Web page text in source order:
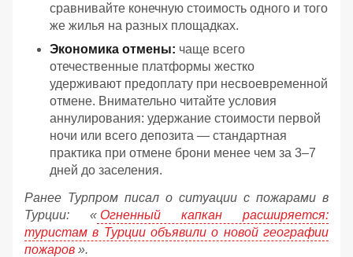
сравнивайте конечную стоимость одного и того
же жилья на разных площадках.
Экономика отмены: чаще всего
отечественные платформы жестко
удерживают предоплату при несвоевременной
отмене. Внимательно читайте условия
аннулирования: удержание стоимости первой
ночи или всего депозита — стандартная
практика при отмене брони менее чем за 3–7
дней до заселения.
Ранее Турпром писал о ситуации с пожарами в
Турции: « Огненный капкан расширяется:
туристам в Турции объявили о новой географии
пожаров ».